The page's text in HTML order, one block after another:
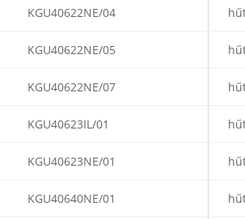
KGU40622NE/04
KGU40622NE/05
KGU40622NE/07
KGU40623IL/01
KGU40623NE/01
KGU40640NE/01